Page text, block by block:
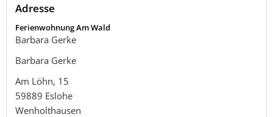
Adresse
Ferienwohnung Am Wald
Barbara Gerke
Barbara Gerke
Am Löhn, 15
59889 Eslohe
Wenholthausen